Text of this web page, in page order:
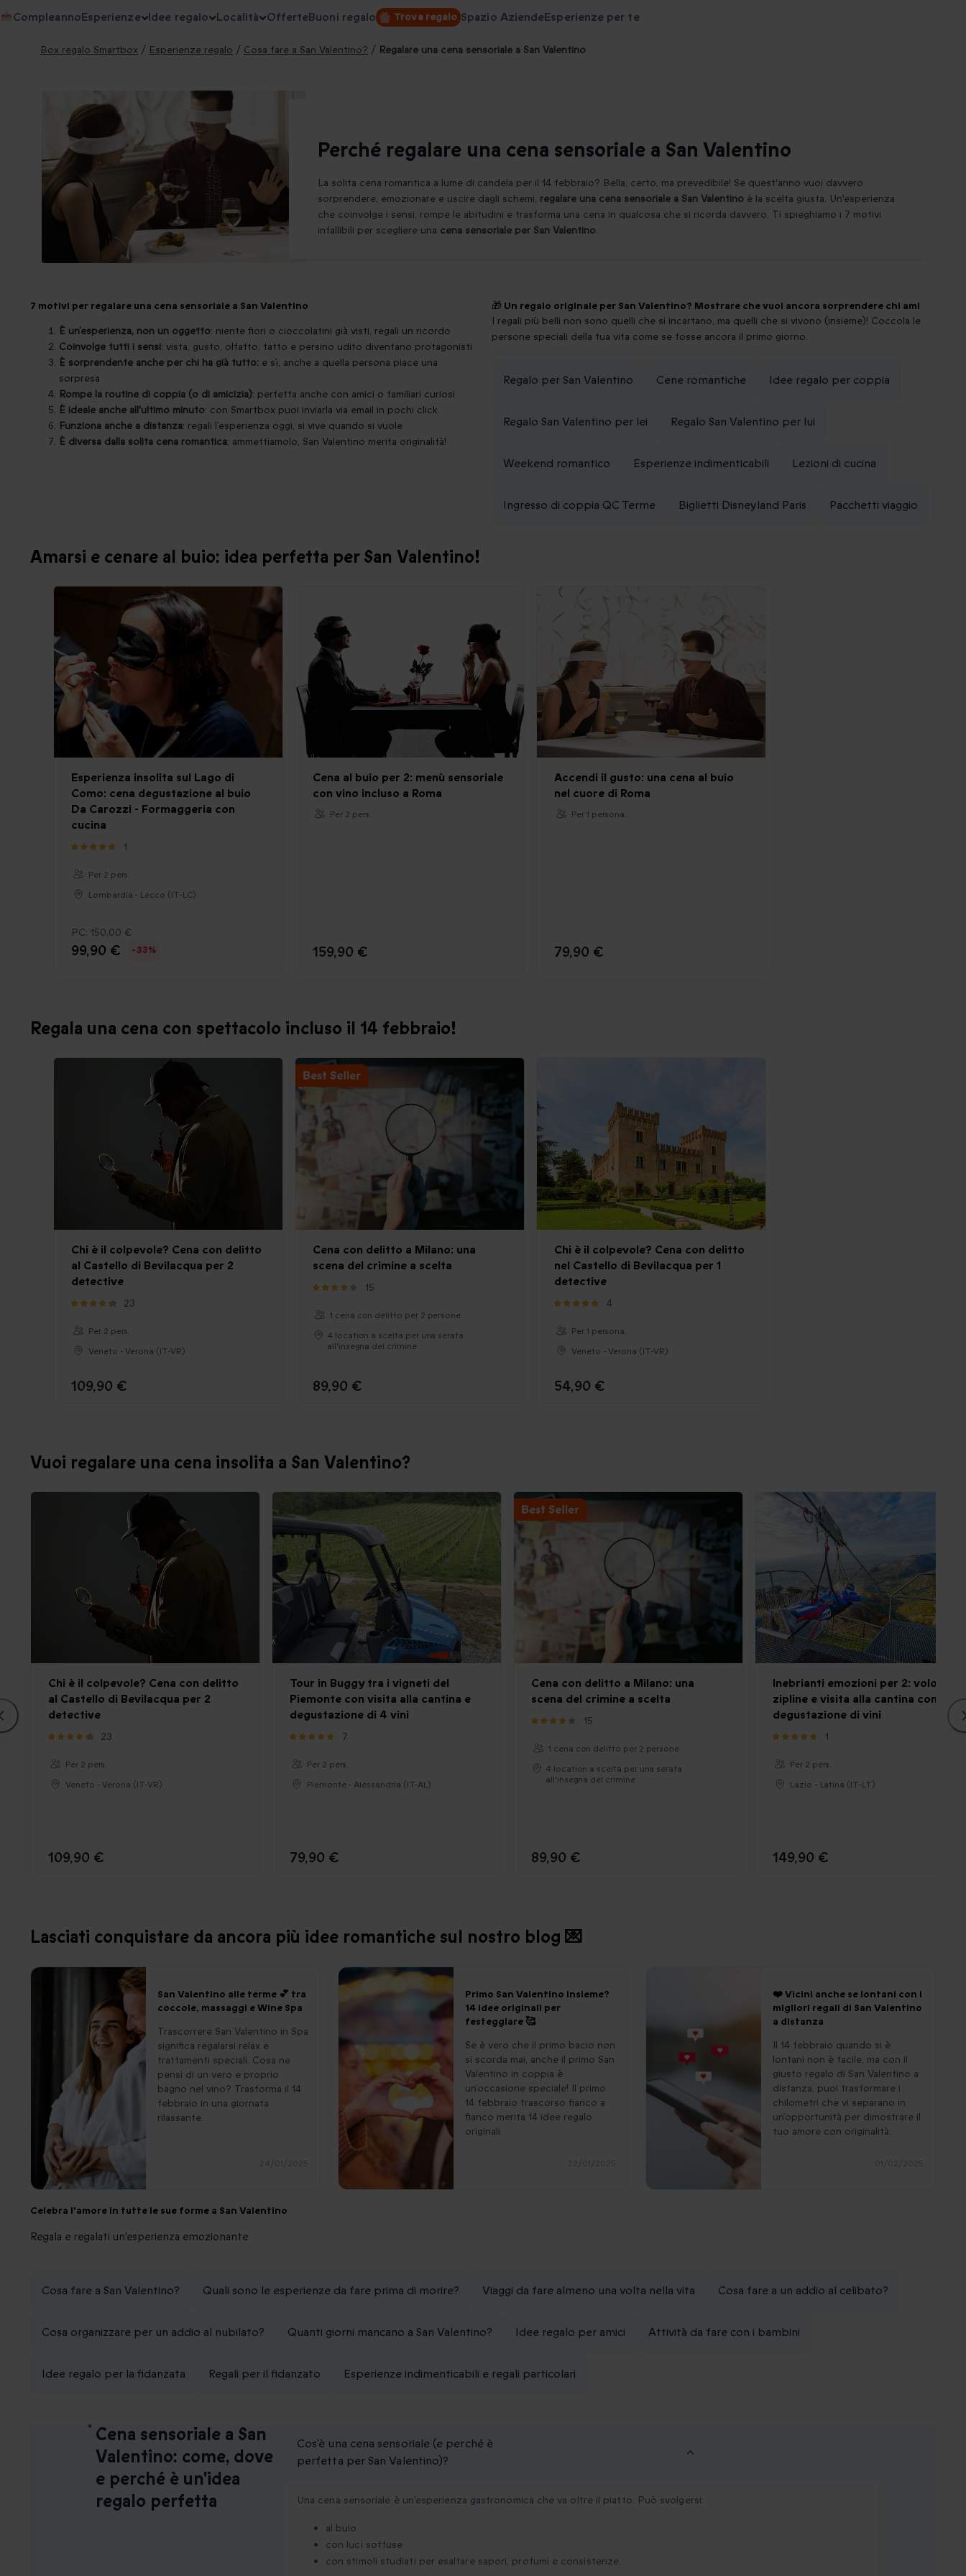
CompleannoEsperienze Idee regalo Località OfferteBuoni regalo Trova regalo Spazio AziendeEsperienze per te
Box regalo Smartbox / Esperienze regalo / Cosa fare a San Valentino? / Regalare una cena sensoriale a San Valentino
Perché regalare una cena sensoriale a San Valentino
La solita cena romantica a lume di candela per il 14 febbraio? Bella, certo, ma prevedibile! Se quest'anno vuoi davvero
sorprendere, emozionare e uscire dagli schemi, regalare una cena sensoriale a San Valentino è la scelta giusta. Un'esperienza
che coinvolge i sensi, rompe le abitudini e trasforma una cena in qualcosa che si ricorda davvero. Ti spieghiamo i 7 motivi
infallibili per scegliere una cena sensoriale per San Valentino.
7 motivi per regalare una cena sensoriale a San Valentino
È un’esperienza, non un oggetto: niente fiori o cioccolatini già visti, regali un ricordo
Coinvolge tutti i sensi: vista, gusto, olfatto, tatto e persino udito diventano protagonisti
È sorprendente anche per chi ha già tutto: e sì, anche a quella persona piace una
sorpresa
Rompe la routine di coppia (o di amicizia): perfetta anche con amici o familiari curiosi
È ideale anche all'ultimo minuto: con Smartbox puoi inviarla via email in pochi click
Funziona anche a distanza: regali l’esperienza oggi, si vive quando si vuole
È diversa dalla solita cena romantica: ammettiamolo, San Valentino merita originalità!
🎁 Un regalo originale per San Valentino? Mostrare che vuoi ancora sorprendere chi ami
I regali più belli non sono quelli che si incartano, ma quelli che si vivono (insieme)! Coccola le
persone speciali della tua vita come se fosse ancora il primo giorno.
Regalo per San Valentino Cene romantiche Idee regalo per coppia
Regalo San Valentino per lei Regalo San Valentino per lui
Weekend romantico Esperienze indimenticabili Lezioni di cucina
Ingresso di coppia QC Terme Biglietti Disneyland Paris Pacchetti viaggio
Amarsi e cenare al buio: idea perfetta per San Valentino!
Esperienza insolita sul Lago di
Como: cena degustazione al buio
Da Carozzi - Formaggeria con
cucina
1
Per 2 pers.
Lombardia - Lecco (IT-LC)
PC: 150,00 €
99,90 € -33%
Cena al buio per 2: menù sensoriale
con vino incluso a Roma
Per 2 pers.
159,90 €
Accendi il gusto: una cena al buio
nel cuore di Roma
Per 1 persona.
79,90 €
Regala una cena con spettacolo incluso il 14 febbraio!
Chi è il colpevole? Cena con delitto
al Castello di Bevilacqua per 2
detective
23
Per 2 pers.
Veneto - Verona (IT-VR)
109,90 €
Cena con delitto a Milano: una
scena del crimine a scelta
15
1 cena con delitto per 2 persone
4 location a scelta per una serata
all'insegna del crimine
89,90 €
Chi è il colpevole? Cena con delitto
nel Castello di Bevilacqua per 1
detective
4
Per 1 persona.
Veneto - Verona (IT-VR)
54,90 €
Vuoi regalare una cena insolita a San Valentino?
Chi è il colpevole? Cena con delitto
al Castello di Bevilacqua per 2
detective
23
Per 2 pers.
Veneto - Verona (IT-VR)
109,90 €
Tour in Buggy tra i vigneti del
Piemonte con visita alla cantina e
degustazione di 4 vini
7
Per 2 pers.
Piemonte - Alessandria (IT-AL)
79,90 €
Cena con delitto a Milano: una
scena del crimine a scelta
15
1 cena con delitto per 2 persone
4 location a scelta per una serata
all'insegna del crimine
89,90 €
Inebrianti emozioni per 2: volo in
zipline e visita alla cantina con
degustazione di vini
1
Per 2 pers.
Lazio - Latina (IT-LT)
149,90 €
Lasciati conquistare da ancora più idee romantiche sul nostro blog 💌
San Valentino alle terme 💕 tra
coccole, massaggi e Wine Spa
Trascorrere San Valentino in Spa
significa regalarsi relax e
trattamenti speciali. Cosa ne
pensi di un vero e proprio
bagno nel vino? Trasforma il 14
febbraio in una giornata
rilassante.
24/01/2025
Primo San Valentino insieme?
14 idee originali per
festeggiare 🥰
Se è vero che il primo bacio non
si scorda mai, anche il primo San
Valentino in coppia è
un’occasione speciale! Il primo
14 febbraio trascorso fianco a
fianco merita 14 idee regalo
originali.
22/01/2025
❤️ Vicini anche se lontani con i
migliori regali di San Valentino
a distanza
Il 14 febbraio quando si è
lontani non è facile, ma con il
giusto regalo di San Valentino a
distanza, puoi trasformare i
chilometri che vi separano in
un’opportunità per dimostrare il
tuo amore con originalità.
01/02/2025
Celebra l'amore in tutte le sue forme a San Valentino
Regala e regalati un'esperienza emozionante
Cosa fare a San Valentino? Quali sono le esperienze da fare prima di morire? Viaggi da fare almeno una volta nella vita Cosa fare a un addio al celibato?
Cosa organizzare per un addio al nubilato? Quanti giorni mancano a San Valentino? Idee regalo per amici Attività da fare con i bambini
Idee regalo per la fidanzata Regali per il fidanzato Esperienze indimenticabili e regali particolari
Cena sensoriale a San
Valentino: come, dove
e perché è un'idea
regalo perfetta
Cos’è una cena sensoriale (e perché è
perfetta per San Valentino)?
Una cena sensoriale è un'esperienza gastronomica che va oltre il piatto. Può svolgersi:
al buio
con luci soffuse
con stimoli studiati per esaltare sapori, profumi e consistenze.